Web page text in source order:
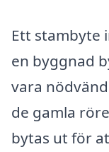
Ett stambyte
en byggnad
vara
de gamla
bytas ut för